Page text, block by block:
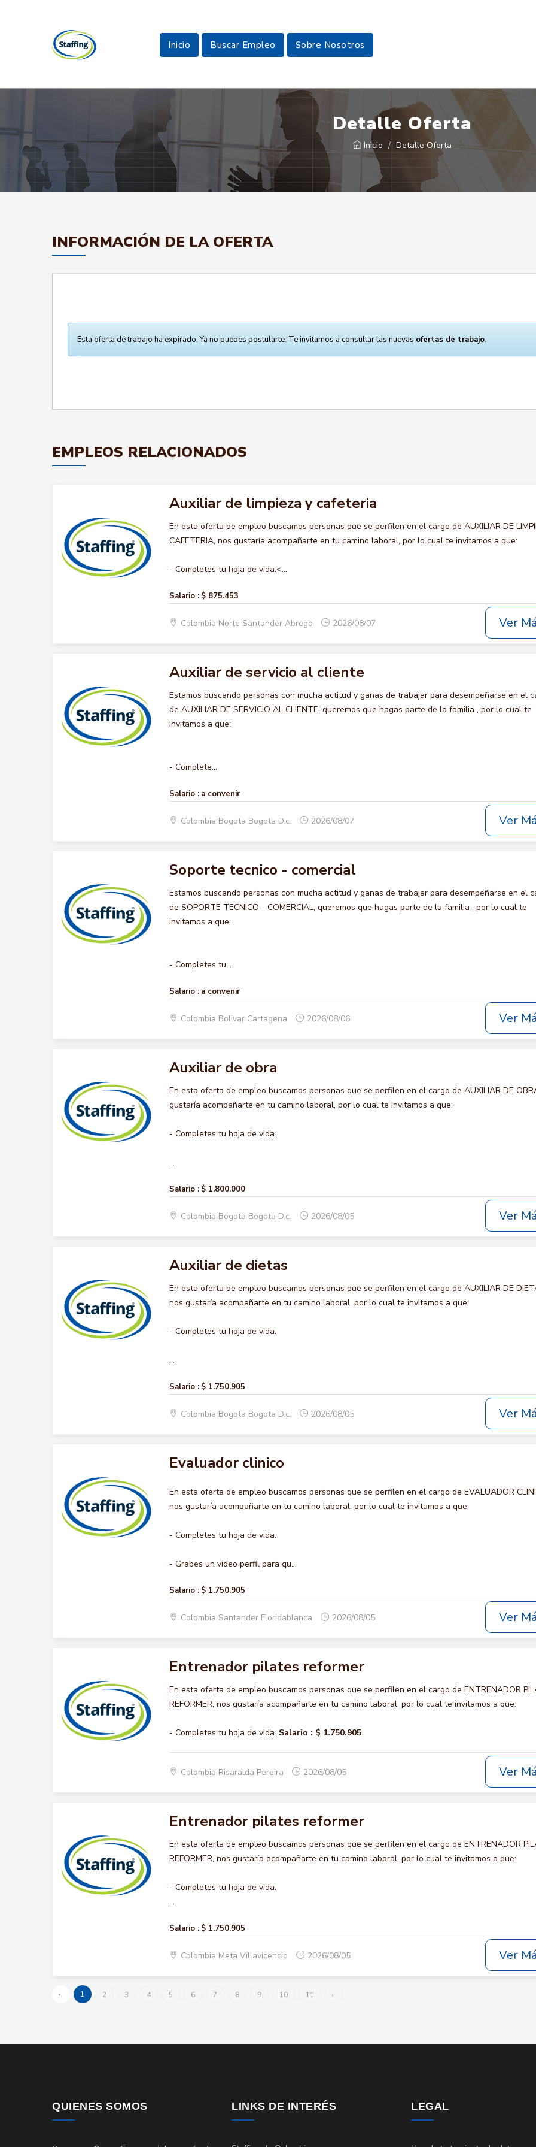
Inicio Buscar Empleo Sobre Nosotros
Detalle Oferta
Inicio Detalle Oferta
INFORMACIÓN DE LA OFERTA
Esta oferta de trabajo ha expirado. Ya no puedes postularte. Te invitamos a consultar las nuevas ofertas de trabajo.
EMPLEOS RELACIONADOS
Auxiliar de limpieza y cafeteria
En esta oferta de empleo buscamos personas que se perfilen en el cargo de AUXILIAR DE
CAFETERIA, nos gustaría acompañarte en tu camino laboral, por lo cual te invitamos a que:
- Completes tu hoja de vida.<...
Salario : $ 875.453
Colombia Norte Santander Abrego 2026/08/07 Ver
Auxiliar de servicio al cliente
Estamos buscando personas con mucha actitud y ganas de trabajar para desempeñarse en el
de AUXILIAR DE SERVICIO AL CLIENTE, queremos que hagas parte de la familia , por lo cual te
invitamos a que:
- Complete...
Salario : a convenir
Colombia Bogota Bogota D.c. 2026/08/07 Ver
Soporte tecnico - comercial
Estamos buscando personas con mucha actitud y ganas de trabajar para desempeñarse en el
de SOPORTE TECNICO - COMERCIAL, queremos que hagas parte de la familia , por lo cual te
invitamos a que:
- Completes tu...
Salario : a convenir
Colombia Bolivar Cartagena 2026/08/06 Ver
Auxiliar de obra
En esta oferta de empleo buscamos personas que se perfilen en el cargo de AUXILIAR DE
gustaría acompañarte en tu camino laboral, por lo cual te invitamos a que:
- Completes tu hoja de vida.
...
Salario : $ 1.800.000
Colombia Bogota Bogota D.c. 2026/08/05 Ver
Auxiliar de dietas
En esta oferta de empleo buscamos personas que se perfilen en el cargo de AUXILIAR DE
nos gustaría acompañarte en tu camino laboral, por lo cual te invitamos a que:
- Completes tu hoja de vida.
...
Salario : $ 1.750.905
Colombia Bogota Bogota D.c. 2026/08/05 Ver
Evaluador clinico
En esta oferta de empleo buscamos personas que se perfilen en el cargo de EVALUADOR
nos gustaría acompañarte en tu camino laboral, por lo cual te invitamos a que:
- Completes tu hoja de vida.
- Grabes un video perfil para qu...
Salario : $ 1.750.905
Colombia Santander Floridablanca 2026/08/05 Ver
Entrenador pilates reformer
En esta oferta de empleo buscamos personas que se perfilen en el cargo de ENTRENADOR
REFORMER, nos gustaría acompañarte en tu camino laboral, por lo cual te invitamos a que:
- Completes tu hoja de vida. Salario : $ 1.750.905
Colombia Risaralda Pereira 2026/08/05 Ver
Entrenador pilates reformer
En esta oferta de empleo buscamos personas que se perfilen en el cargo de ENTRENADOR
REFORMER, nos gustaría acompañarte en tu camino laboral, por lo cual te invitamos a que:
- Completes tu hoja de vida.
...
Salario : $ 1.750.905
Colombia Meta Villavicencio 2026/08/05 Ver
‹ 1 2 3 4 5 6 7 8 9 10 11 ›
QUIENES SOMOS LINKS DE INTERÉS LEGAL